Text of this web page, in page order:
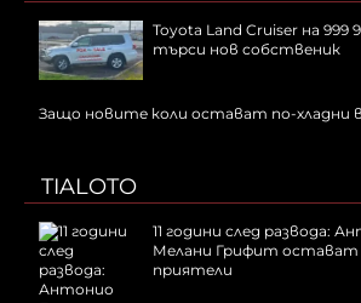
Toyota Land Cruiser на 999
търси нов собственик
Защо новите коли остават по-хладни
TIALOTO
11 години след развода:
Мелани Грифит остават
приятели